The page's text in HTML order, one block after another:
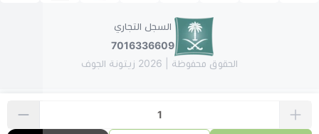
الحقوق محفوظة | 2026 زيتونة الجوف
السجل التجاري
7016336609